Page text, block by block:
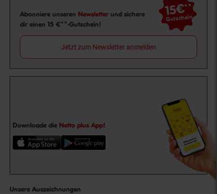
Newsletter Anmeldung
Abonniere unseren Newsletter und sichere
dir einen 15 €**-Gutschein!
15€**
Gutschein
Jetzt zum Newsletter anmelden
Downloade die Netto plus App!
Unsere Auszeichnungen